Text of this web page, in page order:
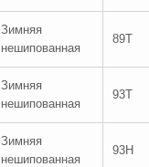
Зимняя
нешипованная
89T
Зимняя
нешипованная
93T
Зимняя
нешипованная
93H